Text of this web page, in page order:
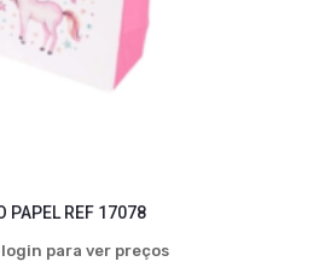
PAPEL REF 17078
para ver preços